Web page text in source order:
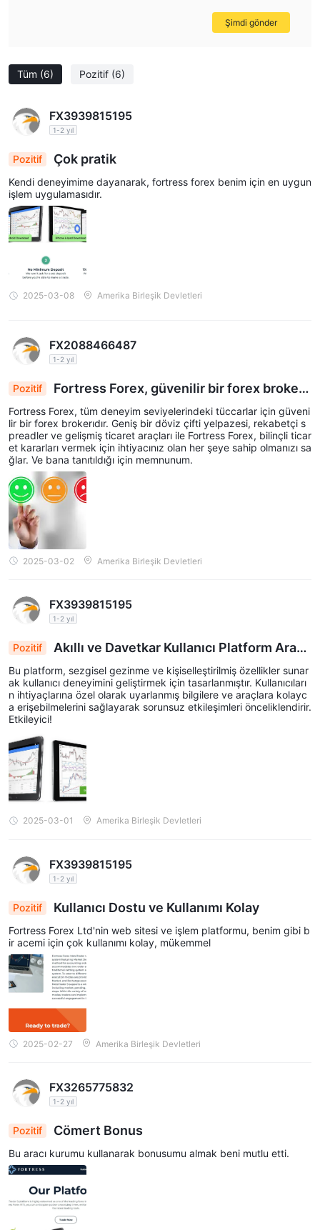
Tüm (6) Pozitif (6)
FX3939815195
1-2 yıl
Pozitif Çok pratik
Kendi deneyimime dayanarak, fortress forex benim için en uygun
işlem uygulamasıdır.
2025-03-08 Amerika Birleşik Devletleri
FX2088466487
1-2 yıl
Pozitif
Fortress Forex, güvenilir bir forex brokeri
dir
Fortress Forex, tüm deneyim seviyelerindeki tüccarlar için güveni
lir bir forex brokerıdır. Geniş bir döviz çifti yelpazesi, rekabetçi s
preadler ve gelişmiş ticaret araçları ile Fortress Forex, bilinçli ticar
et kararları vermek için ihtiyacınız olan her şeye sahip olmanızı sa
ğlar. Ve bana tanıtıldığı için memnunum.
2025-03-02 Amerika Birleşik Devletleri
FX3939815195
1-2 yıl
Pozitif
Akıllı ve Davetkar Kullanıcı Platform Arayü
zü
Bu platform, sezgisel gezinme ve kişiselleştirilmiş özellikler sunar
ak kullanıcı deneyimini geliştirmek için tasarlanmıştır. Kullanıcıları
n ihtiyaçlarına özel olarak uyarlanmış bilgilere ve araçlara kolayc
a erişebilmelerini sağlayarak sorunsuz etkileşimleri önceliklendirir.
Etkileyici!
2025-03-01 Amerika Birleşik Devletleri
FX3939815195
1-2 yıl
Pozitif Kullanıcı Dostu ve Kullanımı Kolay
Fortress Forex Ltd'nin web sitesi ve işlem platformu, benim gibi b
ir acemi için çok kullanımı kolay, mükemmel
2025-02-27 Amerika Birleşik Devletleri
FX3265775832
1-2 yıl
Pozitif Cömert Bonus
Bu aracı kurumu kullanarak bonusumu almak beni mutlu etti.
Şimdi gönder